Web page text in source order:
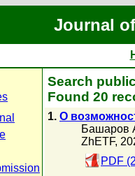
Journal
Search
Found 20
1. О
Башаров
ZhETF,
PDF